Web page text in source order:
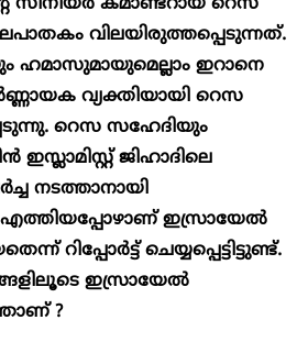
കമാണ്ടറായ റെസ
വിലയിരുത്തപ്പെടുന്നത്.
ഇറാനെ
വ്യക്തിയായി റെസ
റെസ സഹേദിയും
ജിഹാദിലെ
നടത്താനായി
ഇസ്രായേൽ
റിപ്പോർട്ട് ചെയ്യപ്പെട്ടിട്ടുണ്ട്.
ഇസ്രായേൽ
?